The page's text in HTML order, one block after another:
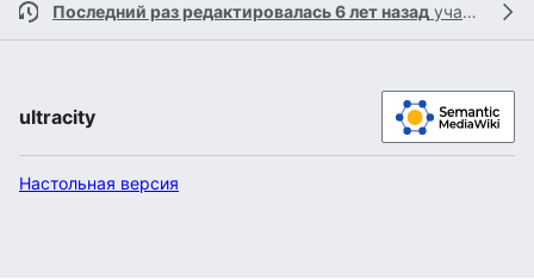
Последний раз редактировалась 6 лет назад участником
ultracity
Настольная версия